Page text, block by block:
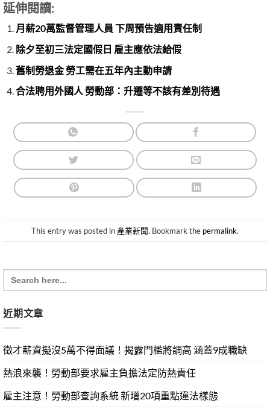
延伸閱讀:
月薪20萬監督管理人員 下周預告適用責任制
除夕至初三法定國假日 雇主應依法給假
舊制勞退金 勞工需在五年內主動申請
合法聘用外國人 勞動部：升遷等不該有差別待遇
This entry was posted in 產業新聞. Bookmark the permalink.
Search
for:
近期文章
徵才薪資擬沒5萬不得面議！揭露門檻將調高 涵蓋9成職缺
熱浪來襲！勞動部要求雇主負擔法定防熱責任
雇主注意！勞動部查詢系統 新增20項重點違法樣態